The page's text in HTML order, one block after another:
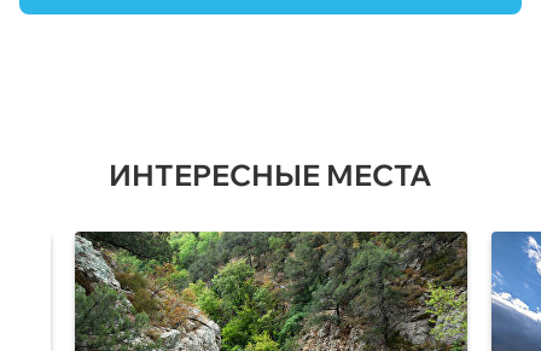
ИНТЕРЕСНЫЕ МЕСТА